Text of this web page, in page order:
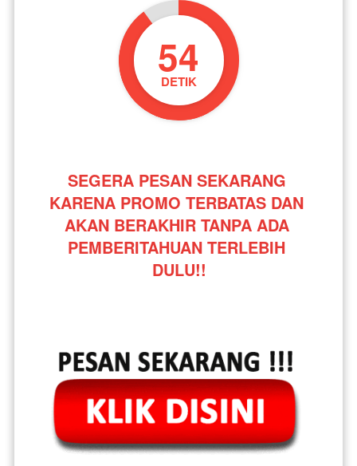
53
DETIK
SEGERA PESAN SEKARANG
KARENA PROMO TERBATAS DAN
AKAN BERAKHIR TANPA ADA
PEMBERITAHUAN TERLEBIH
DULU!!